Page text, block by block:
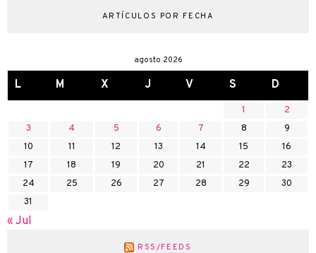
ARTÍCULOS POR FECHA
agosto 2026
L M X J V S D
1
2
3
4 5 6 7 8
9
10
11 12 13 14 15
16
17
18 19 20 21 22
23
24
25 26 27 28 29
30
31
« Jul
RSS/FEEDS